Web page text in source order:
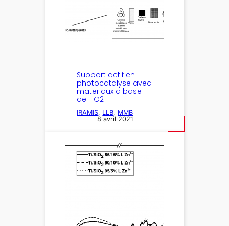
Support actif en
photocatalyse avec
materiaux a base
de TiO2
IRAMIS LLB MMB
8 avril 2021